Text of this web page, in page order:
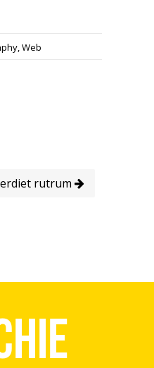
Web
rutrum